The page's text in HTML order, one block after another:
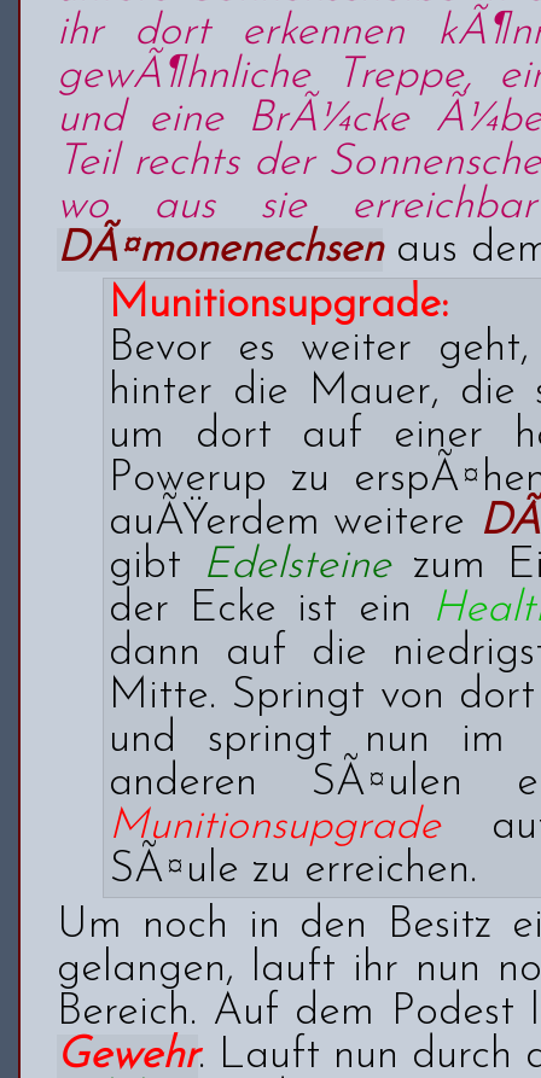
ihr dort erkennen
gewÃ¶hnliche Treppe,
und eine BrÃ¼cke
Teil rechts der
wo aus sie
DÃ¤monenechsenaus
Munitionsupgrade:
Bevor es weiter
hinter die Mauer, die
um dort auf einer
Powerup zu
auÃŸerdem weitere
gibt
Edelsteinezum
der Ecke ist ein
dann auf die
Mitte. Springt von
und springt nun im
anderen SÃ¤ulen
Munitionsupgradeauf
SÃ¤ule zu erreichen.
Um noch in den Besitz
gelangen, lauft ihr nun
Bereich. Auf dem
Gewehr. Lauft nun durch